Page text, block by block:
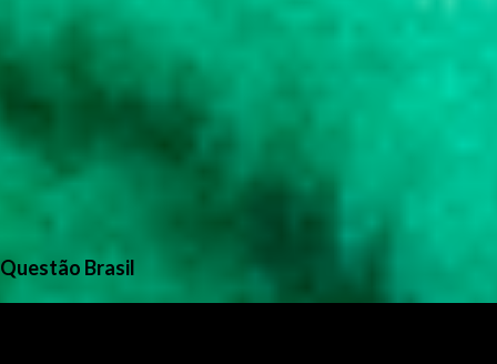
Questão Brasil